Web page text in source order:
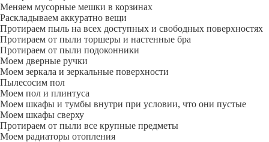
Меняем мусорные мешки в корзинах
Раскладываем аккуратно вещи
Протираем пыль на всех доступных и свободных поверхностях
Протираем от пыли торшеры и настенные бра
Протираем от пыли подоконники
Моем дверные ручки
Моем зеркала и зеркальные поверхности
Пылесосим пол
Моем пол и плинтуса
Моем шкафы и тумбы внутри при условии, что они пустые
Моем шкафы сверху
Протираем от пыли все крупные предметы
Моем радиаторы отопления